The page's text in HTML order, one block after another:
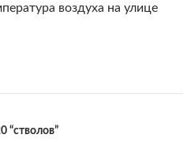
воздуха на улице
“стволов”